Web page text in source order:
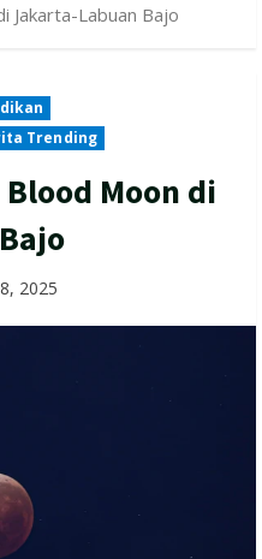
Jakarta-Labuan Bajo
Trending
Moon di
2025